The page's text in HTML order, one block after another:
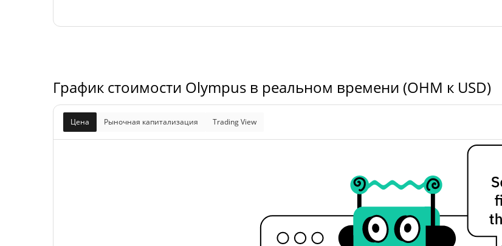
Максимальное
0 OHM
График стоимости Olympus в реальном времени (OHM к USD)
Цена Рыночная капитализация Trading View